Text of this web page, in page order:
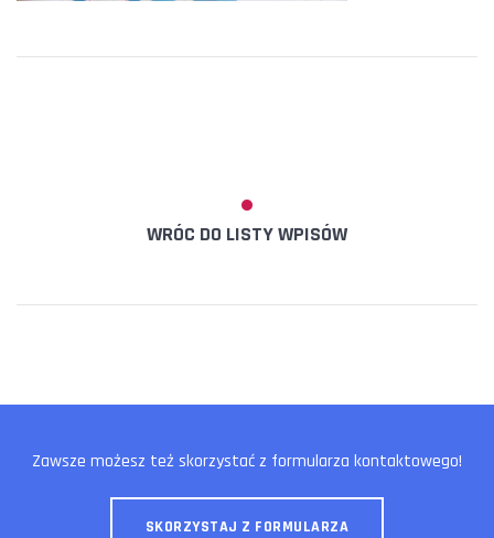
WRÓC DO LISTY WPISÓW
Zawsze możesz też skorzystać z formularza kontaktowego!
SKORZYSTAJ Z FORMULARZA